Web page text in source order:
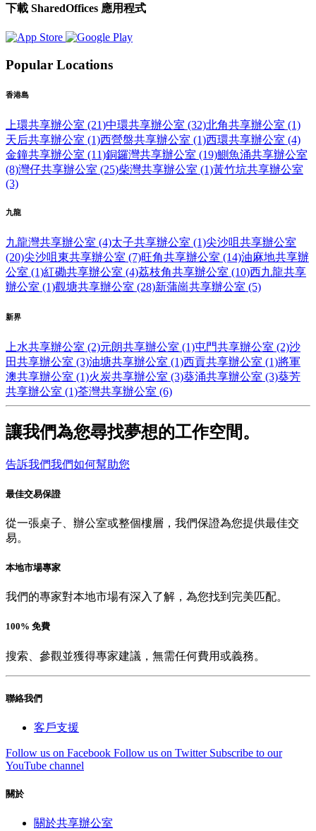
下載 SharedOffices 應用程式
Popular Locations
香港島
上環共享辦公室 (21)中環共享辦公室 (32)北角共享辦公室 (1)
天后共享辦公室 (1)西營盤共享辦公室 (1)西環共享辦公室 (4)
金鐘共享辦公室 (11)銅鑼灣共享辦公室 (19)鰂魚涌共享辦公室
(8)灣仔共享辦公室 (25)柴灣共享辦公室 (1)黃竹坑共享辦公室
(3)
九龍
九龍灣共享辦公室 (4)太子共享辦公室 (1)尖沙咀共享辦公室
(20)尖沙咀東共享辦公室 (7)旺角共享辦公室 (14)油麻地共享辦
公室 (1)紅磡共享辦公室 (4)荔枝角共享辦公室 (10)西九龍共享
辦公室 (1)觀塘共享辦公室 (28)新蒲崗共享辦公室 (5)
新界
上水共享辦公室 (2)元朗共享辦公室 (1)屯門共享辦公室 (2)沙
田共享辦公室 (3)油塘共享辦公室 (1)西貢共享辦公室 (1)將軍
澳共享辦公室 (1)火炭共享辦公室 (3)葵涌共享辦公室 (3)葵芳
共享辦公室 (1)荃灣共享辦公室 (6)
讓我們為您尋找夢想的工作空間。
告訴我們我們如何幫助您
最佳交易保證
從一張桌子、辦公室或整個樓層，我們保證為您提供最佳交
易。
本地市場專家
我們的專家對本地市場有深入了解，為您找到完美匹配。
100% 免費
搜索、參觀並獲得專家建議，無需任何費用或義務。
聯絡我們
客戶支援
Follow us on Facebook Follow us on Twitter Subscribe to our
YouTube channel
關於
關於共享辦公室